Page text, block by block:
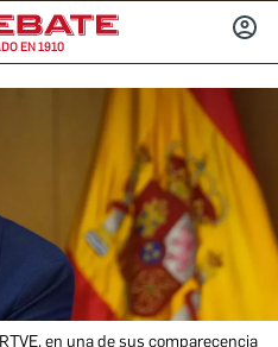
EN 1910
en una de sus comparecencia